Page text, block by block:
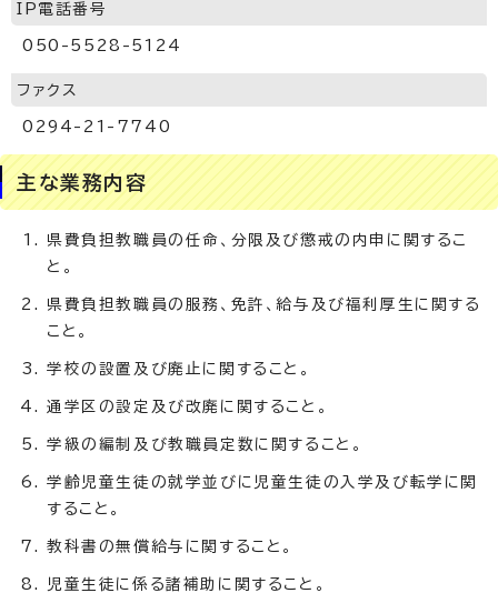
IP電話番号
050-5528-5124
ファクス
0294-21-7740
主な業務内容
県費負担教職員の任命、分限及び懲戒の内申に関するこ
と。
県費負担教職員の服務、免許、給与及び福利厚生に関する
こと。
学校の設置及び廃止に関すること。
通学区の設定及び改廃に関すること。
学級の編制及び教職員定数に関すること。
学齢児童生徒の就学並びに児童生徒の入学及び転学に関
すること。
教科書の無償給与に関すること。
児童生徒に係る諸補助に関すること。